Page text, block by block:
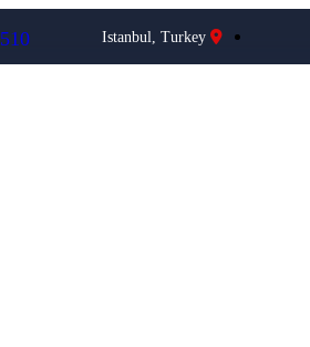
Istanbul, Turkey
510